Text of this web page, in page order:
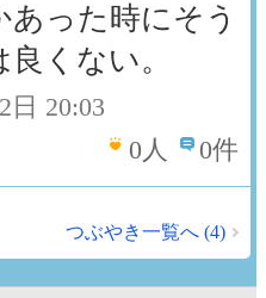
あった時にそう
くない。
日 20:03
0人 0件
つぶやき一覧へ (4)